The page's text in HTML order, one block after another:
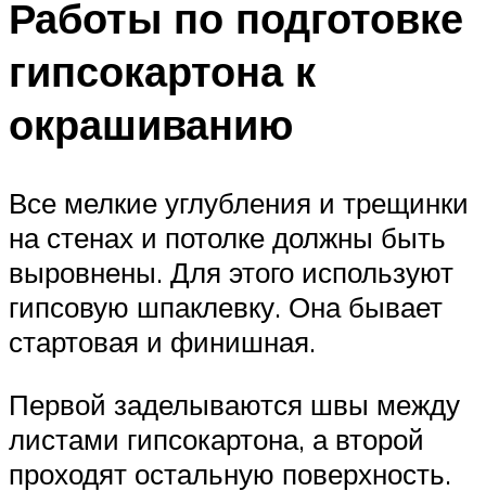
Работы по подготовке
гипсокартона к
окрашиванию
Все мелкие углубления и трещинки
на стенах и потолке должны быть
выровнены. Для этого используют
гипсовую шпаклевку. Она бывает
стартовая и финишная.
Первой заделываются швы между
листами гипсокартона, а второй
проходят остальную поверхность.